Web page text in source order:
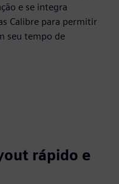
e se integra
Calibre para permitir
seu tempo de
rápido e